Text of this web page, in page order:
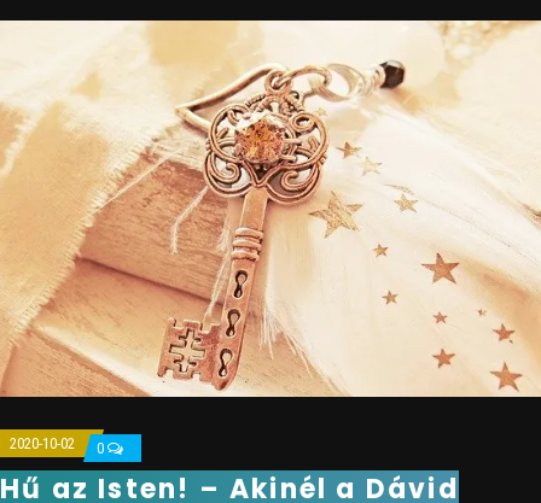
2020-10-02 0
Hű az Isten! – Akinél a Dávid